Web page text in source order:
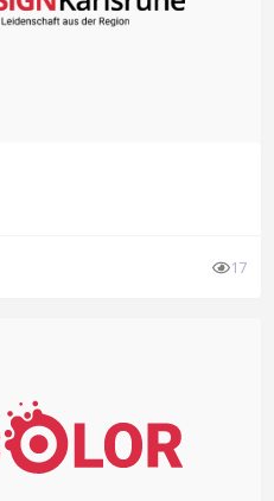
17